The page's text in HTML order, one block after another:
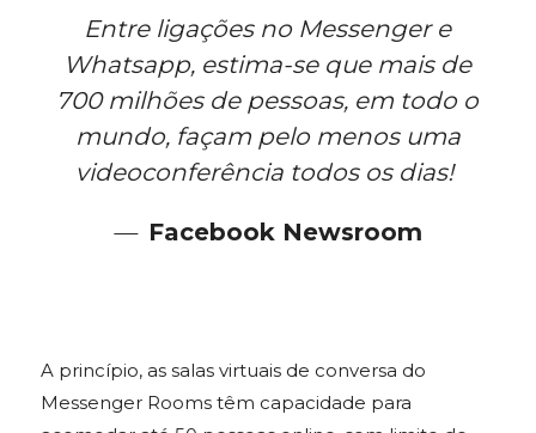
Entre ligações no Messenger e
Whatsapp, estima-se que mais de
700 milhões de pessoas, em todo o
mundo, façam pelo menos uma
videoconferência todos os dias!
— Facebook Newsroom
A princípio, as salas virtuais de conversa do
Messenger Rooms têm capacidade para